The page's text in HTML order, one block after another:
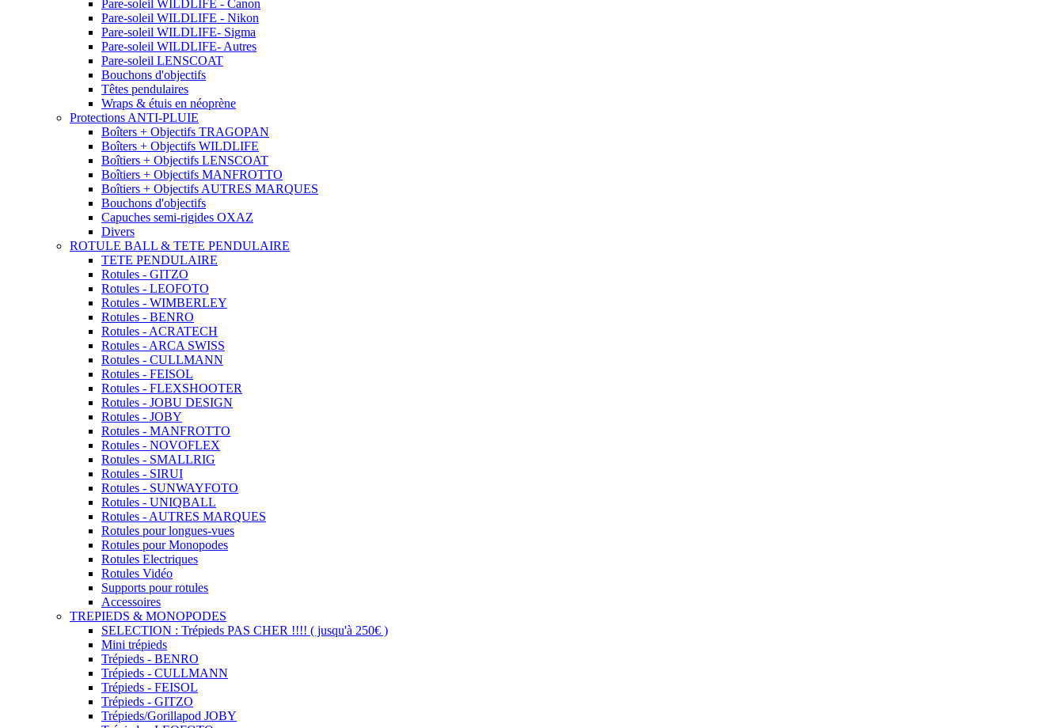
Pare-soleil WILDLIFE - Canon
Pare-soleil WILDLIFE - Nikon
Pare-soleil WILDLIFE- Sigma
Pare-soleil WILDLIFE- Autres
Pare-soleil LENSCOAT
Bouchons d'objectifs
Têtes pendulaires
Wraps & étuis en néoprène
Protections ANTI-PLUIE
Boîters + Objectifs TRAGOPAN
Boîters + Objectifs WILDLIFE
Boîtiers + Objectifs LENSCOAT
Boîtiers + Objectifs MANFROTTO
Boîtiers + Objectifs AUTRES MARQUES
Bouchons d'objectifs
Capuches semi-rigides OXAZ
Divers
ROTULE BALL & TETE PENDULAIRE
TETE PENDULAIRE
Rotules - GITZO
Rotules - LEOFOTO
Rotules - WIMBERLEY
Rotules - BENRO
Rotules - ACRATECH
Rotules - ARCA SWISS
Rotules - CULLMANN
Rotules - FEISOL
Rotules - FLEXSHOOTER
Rotules - JOBU DESIGN
Rotules - JOBY
Rotules - MANFROTTO
Rotules - NOVOFLEX
Rotules - SMALLRIG
Rotules - SIRUI
Rotules - SUNWAYFOTO
Rotules - UNIQBALL
Rotules - AUTRES MARQUES
Rotules pour longues-vues
Rotules pour Monopodes
Rotules Electriques
Rotules Vidéo
Supports pour rotules
Accessoires
TREPIEDS & MONOPODES
SELECTION : Trépieds PAS CHER !!!! ( jusqu'à 250€ )
Mini trépieds
Trépieds - BENRO
Trépieds - CULLMANN
Trépieds - FEISOL
Trépieds - GITZO
Trépieds/Gorillapod JOBY